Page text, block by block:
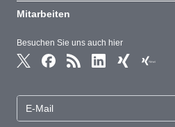
Besuchen Sie uns auch hier
Mitarbeiten